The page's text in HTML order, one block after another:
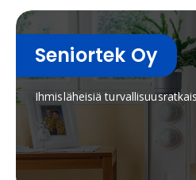
Seniortek Oy
Ihmisläheisiä